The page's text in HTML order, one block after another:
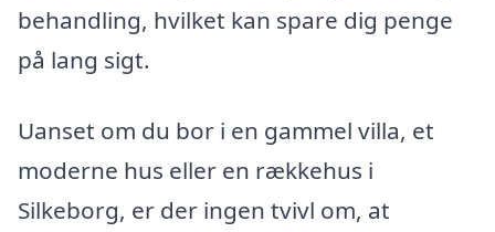
behandling, hvilket kan spare dig penge
på lang sigt.
Uanset om du bor i en gammel villa, et
moderne hus eller en rækkehus i
Silkeborg, er der ingen tvivl om, at